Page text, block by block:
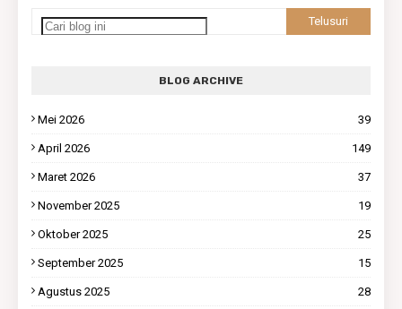
BLOG ARCHIVE
Mei 2026 39
April 2026 149
Maret 2026 37
November 2025 19
Oktober 2025 25
September 2025 15
Agustus 2025 28